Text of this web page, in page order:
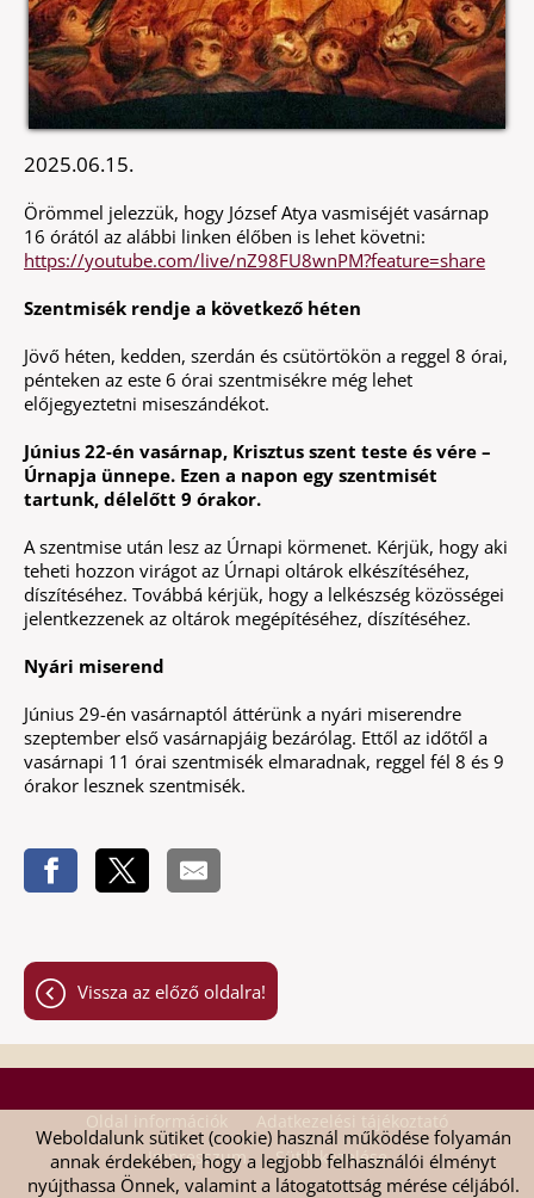
2025.06.15.
Örömmel jelezzük, hogy József Atya vasmiséjét vasárnap
16 órától az alábbi linken élőben is lehet követni:
https://youtube.com/live/nZ98FU8wnPM?feature=share
Szentmisék rendje a következő héten
Jövő héten, kedden, szerdán és csütörtökön a reggel 8 órai,
pénteken az este 6 órai szentmisékre még lehet
előjegyeztetni miseszándékot.
Június 22-én vasárnap, Krisztus szent teste és vére –
Úrnapja ünnepe. Ezen a napon egy szentmisét
tartunk, délelőtt 9 órakor.
A szentmise után lesz az Úrnapi körmenet. Kérjük, hogy aki
teheti hozzon virágot az Úrnapi oltárok elkészítéséhez,
díszítéséhez. Továbbá kérjük, hogy a lelkészség közösségei
jelentkezzenek az oltárok megépítéséhez, díszítéséhez.
Nyári miserend
Június 29-én vasárnaptól áttérünk a nyári miserendre
szeptember első vasárnapjáig bezárólag. Ettől az időtől a
vasárnapi 11 órai szentmisék elmaradnak, reggel fél 8 és 9
órakor lesznek szentmisék.
Vissza az előző oldalra!
Oldal információk
Adatkezelési tájékoztató
Impresszum
Sütik kezelése
Weboldalunk sütiket (cookie) használ működése folyamán
annak érdekében, hogy a legjobb felhasználói élményt
nyújthassa Önnek, valamint a látogatottság mérése céljából.